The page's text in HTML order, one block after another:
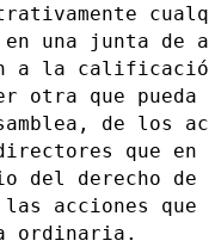
una junta de
a la
otra que
de los
que
del derecho de
acciones que
ordinaria.